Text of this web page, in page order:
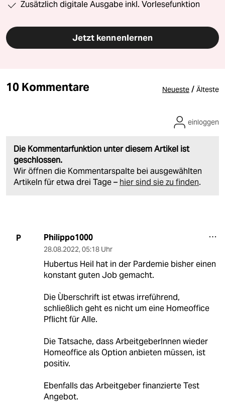
Zusätzlich digitale Ausgabe inkl. Vorlesefunktion
Jetzt kennenlernen
10 Kommentare Neueste / Älteste
Die Kommentarfunktion unter diesem Artikel ist
geschlossen.
Wir öffnen die Kommentarspalte bei ausgewählten
Artikeln für etwa drei Tage – hier sind sie zu finden.
einloggen
P Philippo1000
28.08.2022, 05:18 Uhr
Hubertus Heil hat in der Pardemie bisher einen
konstant guten Job gemacht.
Die Ùberschrift ist etwas irreführend,
schließlich geht es nicht um eine Homeoffice
Pflicht für Alle.
Die Tatsache, dass ArbeitgeberInnen wieder
Homeoffice als Option anbieten müssen, ist
positiv.
Ebenfalls das Arbeitgeber finanzierte Test
Angebot.